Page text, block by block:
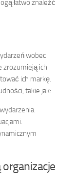
łatwo znaleźć
wobec
zrozumieją ich
ich markę.
takie jak:
organizacje